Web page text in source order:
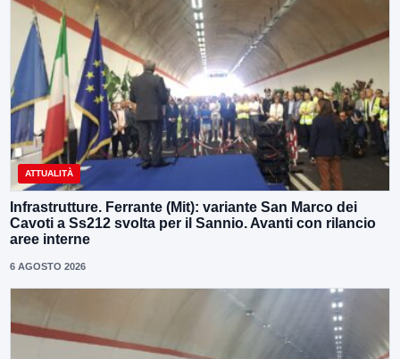
ATTUALITÀ
Infrastrutture. Ferrante (Mit): variante San Marco dei
Cavoti a Ss212 svolta per il Sannio. Avanti con rilancio
aree interne
6 AGOSTO 2026